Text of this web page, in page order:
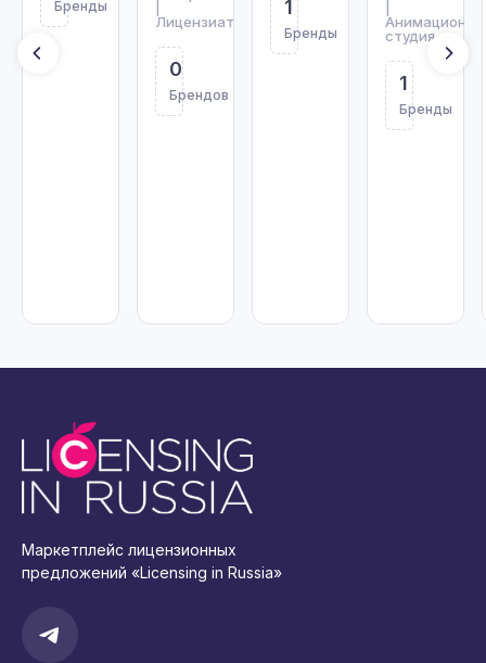
Бренды
Лицензиат
0
Брендов
1
Бренды
студия
1
Бренды
Маркетплейс лицензионных
предложений «Licensing in Russia»